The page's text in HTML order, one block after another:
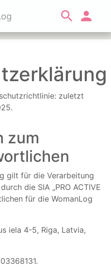
zuletzt
zum
gilt für die Verarbeitung
die SIA „PRO ACTIVE
für die WomanLog
iela 4-5, Riga, Latvia,